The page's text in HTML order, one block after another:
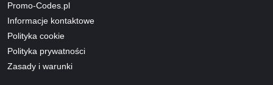
Promo-Codes.pl
Informacje kontaktowe
Polityka cookie
Polityka prywatności
Zasady i warunki